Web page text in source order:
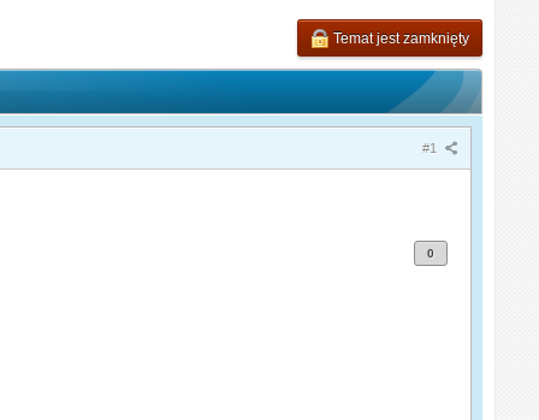
Temat jest zamknięty
#1
0